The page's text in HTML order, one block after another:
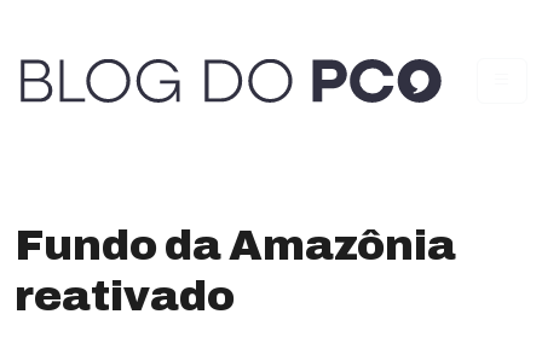
Fundo da Amazônia
reativado